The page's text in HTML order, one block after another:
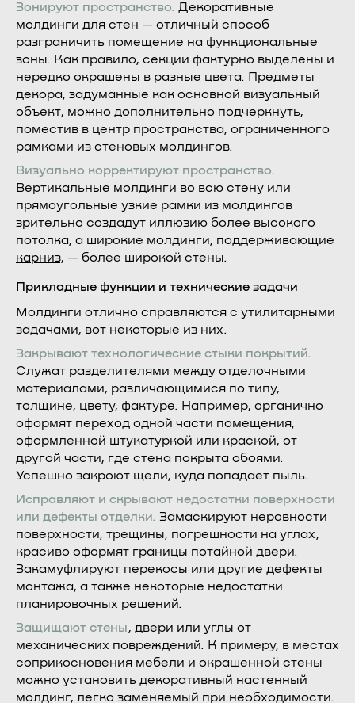
Зонируют пространство. Декоративные
молдинги для стен — отличный способ
разграничить помещение на функциональные
зоны. Как правило, секции фактурно выделены и
нередко окрашены в разные цвета. Предметы
декора, задуманные как основной визуальный
объект, можно дополнительно подчеркнуть,
поместив в центр пространства, ограниченного
рамками из стеновых молдингов.
Визуально корректируют пространство.
Вертикальные молдинги во всю стену или
прямоугольные узкие рамки из молдингов
зрительно создадут иллюзию более высокого
потолка, а широкие молдинги, поддерживающие
карниз, — более широкой стены.
Прикладные функции и технические задачи
Молдинги отлично справляются с утилитарными
задачами, вот некоторые из них.
Закрывают технологические стыки покрытий.
Служат разделителями между отделочными
материалами, различающимися по типу,
толщине, цвету, фактуре. Например, органично
оформят переход одной части помещения,
оформленной штукатуркой или краской, от
другой части, где стена покрыта обоями.
Успешно закроют щели, куда попадает пыль.
Исправляют и скрывают недостатки поверхности
или дефекты отделки. Замаскируют неровности
поверхности, трещины, погрешности на углах,
красиво оформят границы потайной двери.
Закамуфлируют перекосы или другие дефекты
монтажа, а также некоторые недостатки
планировочных решений.
Защищают стены, двери или углы от
механических повреждений. К примеру, в местах
соприкосновения мебели и окрашенной стены
можно установить декоративный настенный
молдинг, легко заменяемый при необходимости.